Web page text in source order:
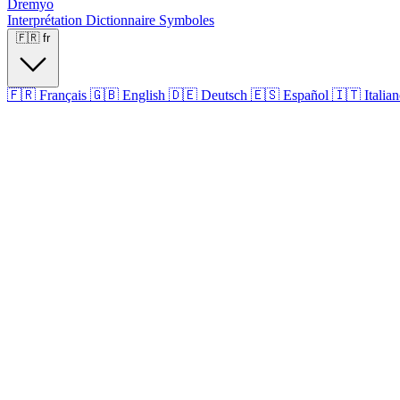
Dremyo
Interprétation Dictionnaire Symboles
🇫🇷 fr
🇫🇷 Français 🇬🇧 English 🇩🇪 Deutsch 🇪🇸 Español 🇮🇹